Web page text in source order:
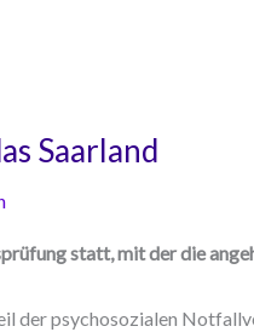
Saarland
statt, mit der die
der psychosozialen